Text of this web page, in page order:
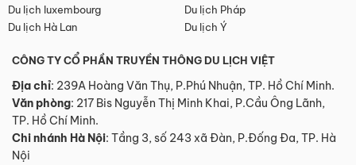
Du lịch luxembourg
Du lịch Pháp
Du lịch Hà Lan
Du lịch Ý
CÔNG TY CỔ PHẦN TRUYỀN THÔNG DU LỊCH VIỆT
Địa chỉ: 239A Hoàng Văn Thụ, P.Phú Nhuận, TP. Hồ Chí Minh.
Văn phòng: 217 Bis Nguyễn Thị Minh Khai, P.Cầu Ông Lãnh,
TP. Hồ Chí Minh.
Chi nhánh Hà Nội: Tầng 3, số 243 xã Đàn, P.Đống Đa, TP. Hà
Nội